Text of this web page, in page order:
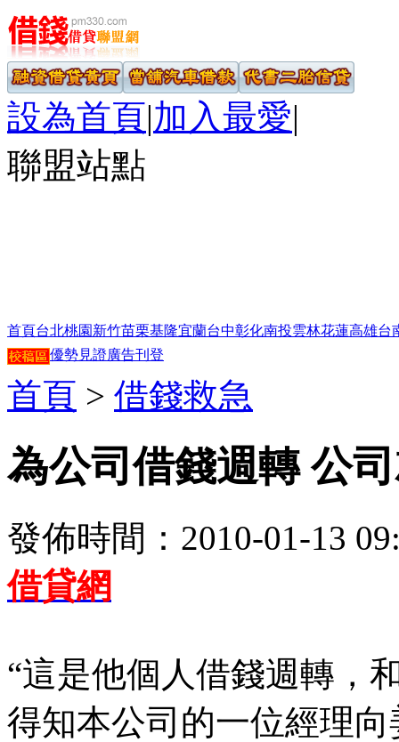
設為首頁|加入最愛|
聯盟站點
首頁台北桃園 新竹苗栗基隆宜蘭台中彰化南投雲林花蓮高雄台
優勢見證廣告刊登
首頁 > 借錢救急
為公司借錢週轉 公
發佈時間：2010-01-13
借貸網
“這是他個人借錢週轉，
得知本公司的一位經理